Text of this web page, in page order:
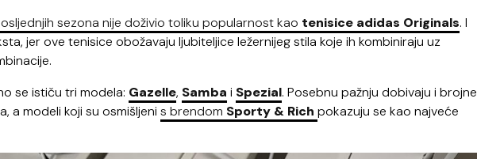
sezona nije doživio toliku popularnost kao tenisice adidas Originals. I
jer ove tenisice obožavaju ljubiteljice ležernijeg stila koje ih kombiniraju uz
se ističu tri modela: Gazelle, Samba i Spezial. Posebnu pažnju dobivaju i brojne
a modeli koji su osmišljeni s brendom Sporty & Rich pokazuju se kao najveće